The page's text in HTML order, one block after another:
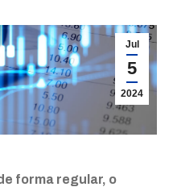
Jul
5
2024
forma regular, o